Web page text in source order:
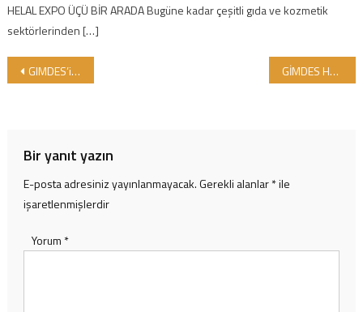
HELAL EXPO ÜÇÜ BİR ARADA Bugüne kadar çeşitli gıda ve kozmetik
sektörlerinden […]
Yazı gezinmesi
GIMDES’in Helal Sertifikalama Standardı ve Başvuru formu GİMDES HELAL PLATFORM ETKİNLİKLERİ İLE HELAL LOKMAYI ANLATMAYA DEVAM EDİYOR !..
Bir yanıt yazın
E-posta adresiniz yayınlanmayacak.Gerekli alanlar*ile
işaretlenmişlerdir
Yorum *